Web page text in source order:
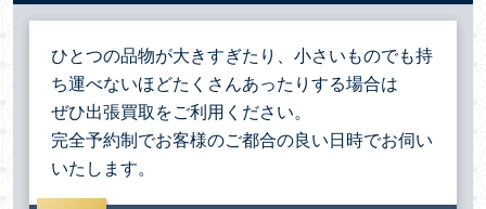
ひとつの品物が大きすぎたり、小さいものでも持
ち運べないほどたくさんあったりする場合は
ぜひ出張買取をご利用ください。
完全予約制でお客様のご都合の良い日時でお伺い
いたします。